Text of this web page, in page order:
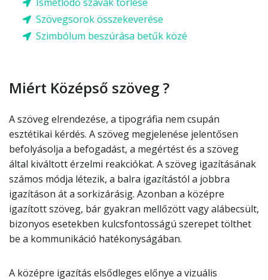
Szövegsorok összekeverése
Szimbólum beszúrása betűk közé
Miért Középső szöveg ?
A szöveg elrendezése, a tipográfia nem csupán
esztétikai kérdés. A szöveg megjelenése jelentősen
befolyásolja a befogadást, a megértést és a szöveg
által kiváltott érzelmi reakciókat. A szöveg igazításának
számos módja létezik, a balra igazítástól a jobbra
igazításon át a sorkizárásig. Azonban a középre
igazított szöveg, bár gyakran mellőzött vagy alábecsült,
bizonyos esetekben kulcsfontosságú szerepet tölthet
be a kommunikáció hatékonyságában.
A középre igazítás elsődleges előnye a vizuális